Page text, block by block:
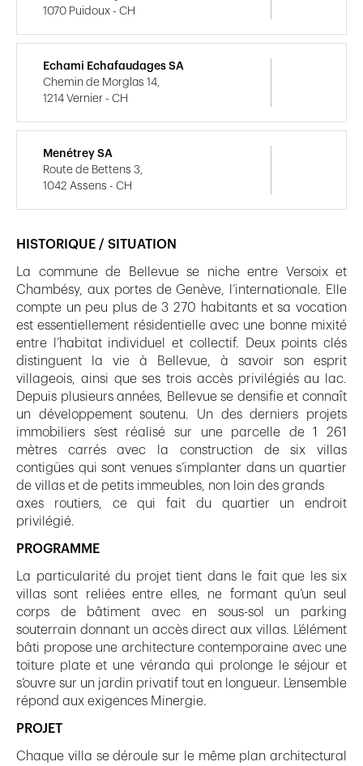
HISTORIQUE / SITUATION
La commune de Bellevue se niche entre Versoix et
Chambésy, aux portes de Genève, l’internationale. Elle
compte un peu plus de 3 270 habitants et sa vocation
est essentiellement résidentielle avec une bonne mixité
entre l’habitat individuel et collectif. Deux points clés
distinguent la vie à Bellevue, à savoir son esprit
villageois, ainsi que ses trois accès privilégiés au lac.
Depuis plusieurs années, Bellevue se densifie et connaît
un développement soutenu. Un des derniers projets
immobiliers s’est réalisé sur une parcelle de 1 261
mètres carrés avec la construction de six villas
contigües qui sont venues s’implanter dans un quartier
de villas et de petits immeubles, non loin des grands
axes routiers, ce qui fait du quartier un endroit
privilégié.
PROGRAMME
La particularité du projet tient dans le fait que les six
villas sont reliées entre elles, ne formant qu’un seul
corps de bâtiment avec en sous-sol un parking
souterrain donnant un accès direct aux villas. L’élément
bâti propose une architecture contemporaine avec une
toiture plate et une véranda qui prolonge le séjour et
s’ouvre sur un jardin privatif tout en longueur. L’ensemble
répond aux exigences Minergie.
PROJET
Chaque villa se déroule sur le même plan architectural
1070 Puidoux - CH
Echami Echafaudages SA
Chemin de Morglas 14,
1214 Vernier - CH
Menétrey SA
Route de Bettens 3,
1042 Assens - CH